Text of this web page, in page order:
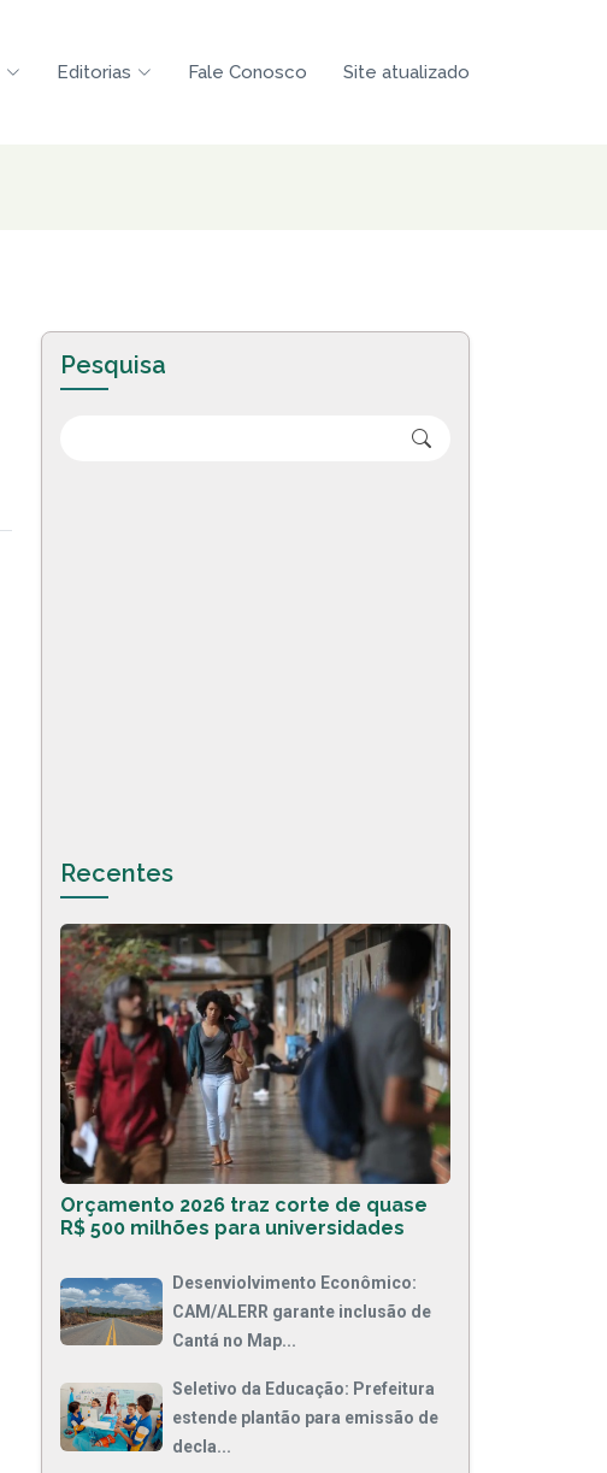
Editorias Fale Conosco Site atualizado
Pesquisa
Recentes
Orçamento 2026 traz corte de quase
R$ 500 milhões para universidades
Desenviolvimento Econômico:
CAM/ALERR garante inclusão de
Cantá no Map...
Seletivo da Educação: Prefeitura
estende plantão para emissão de
decla...